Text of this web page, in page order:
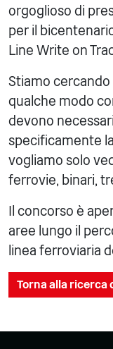
orgoglioso di
per il
Line Write on
Stiamo
qualche modo
devono
specificamente
vogliamo solo
ferrovie, binari,
Il concorso è
aree lungo il
linea ferroviaria
Torna alla ricerca